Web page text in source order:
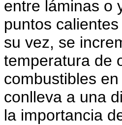
entre láminas o
puntos
su vez, se
temperatura de
combustibles
conlleva a una
la importancia